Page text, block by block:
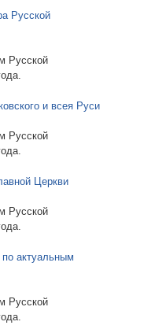
Русской
Русской
и всея Руси
Русской
Церкви
Русской
актуальным
Русской